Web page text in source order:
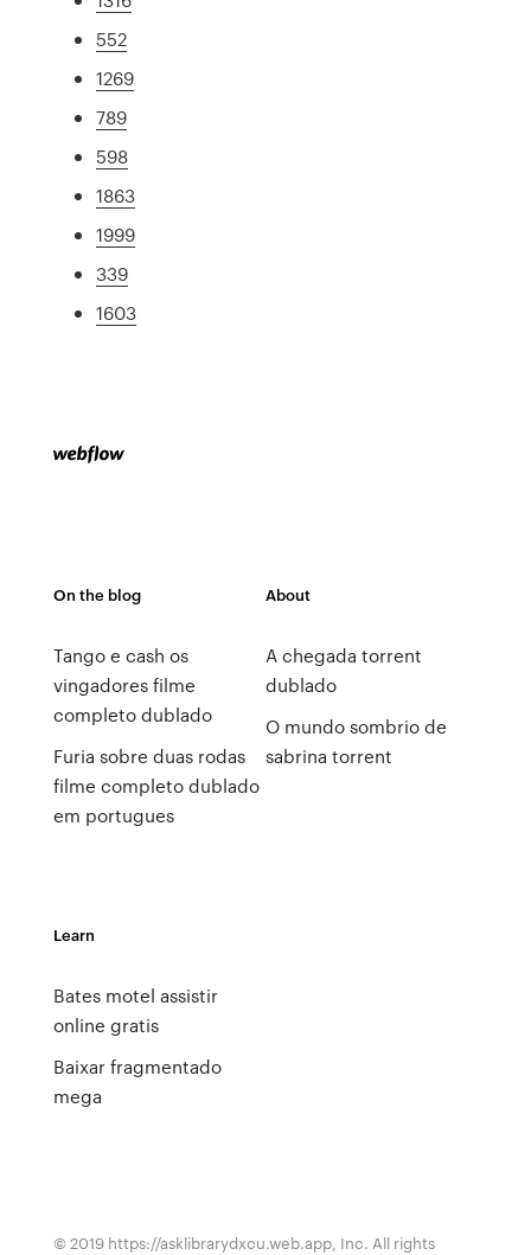
552
1269
789
598
1863
1999
339
1603
On the blog
Tango e cash os
vingadores filme
completo dublado
Furia sobre duas rodas
filme completo dublado
em portugues
About
A chegada torrent
dublado
O mundo sombrio de
sabrina torrent
Learn
Bates motel assistir
online gratis
Baixar fragmentado
mega
© 2019 https://asklibrarydxcu.web.app, Inc. All rights